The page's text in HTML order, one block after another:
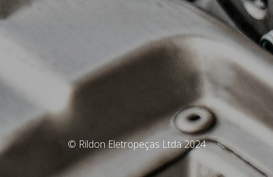
© Rildon Eletropeças Ltda 2024